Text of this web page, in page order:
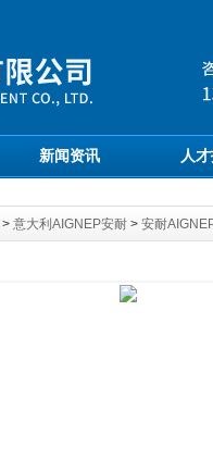
新闻资讯 人
> 意大利AIGNEP安耐 > 安耐